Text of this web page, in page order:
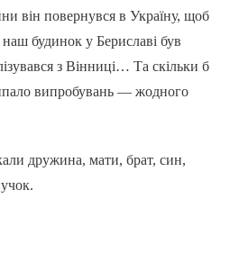
він повернувся в Україну, щоб
наш будинок у Бериславі був
з Вінниці… Та скільки б
випробувань — жодного
дружина, мати, брат, син,